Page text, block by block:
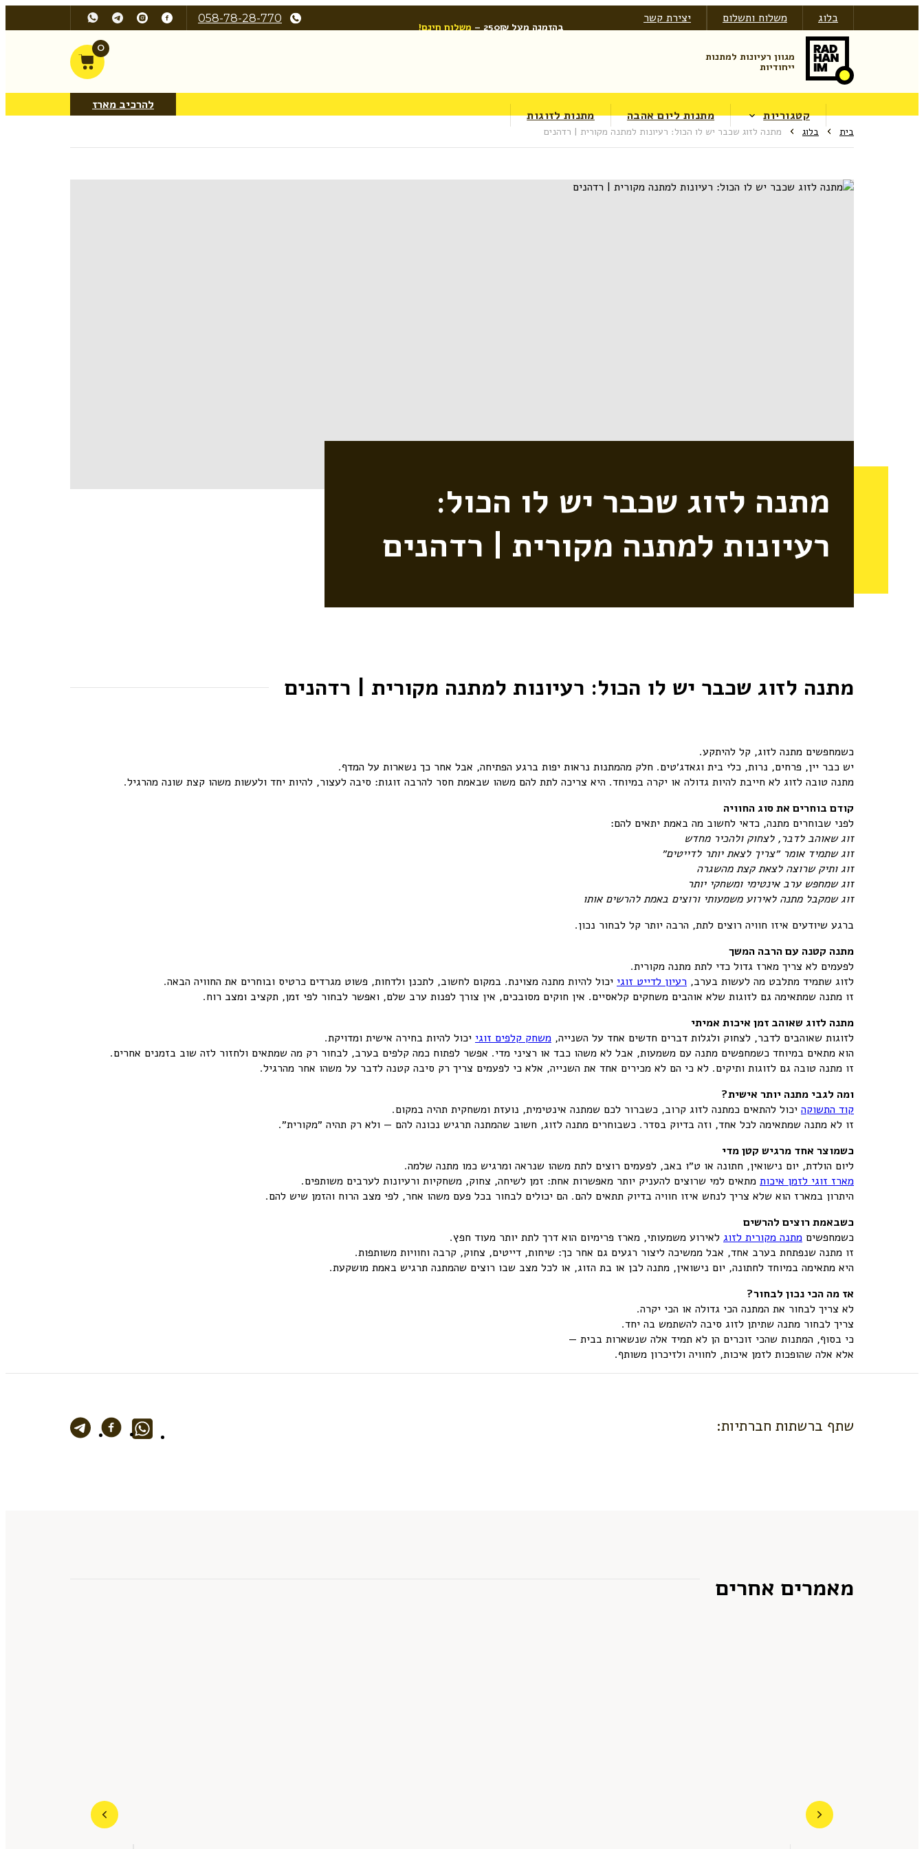
בלוג משלוח ותשלום יצירת קשר
בהזמנה מעל 250₪ – משלוח חינם!
058-78-28-770
מגוון רעיונות למתנות
ייחודיות
0
קטגוריות מתנות ליום אהבה מתנות לזוגות
להרכיב מארז
בית בלוג מתנה לזוג שכבר יש לו הכול: רעיונות למתנה מקורית | רדהנים
מתנה לזוג שכבר יש לו הכול:
רעיונות למתנה מקורית | רדהנים
מתנה לזוג שכבר יש לו הכול: רעיונות למתנה מקורית | רדהנים
כשמחפשים מתנה לזוג, קל להיתקע.
יש כבר יין, פרחים, נרות, כלי בית וגאדג׳טים. חלק מהמתנות נראות יפות ברגע הפתיחה, אבל אחר כך נשארות על המדף.
מתנה טובה לזוג לא חייבת להיות גדולה או יקרה במיוחד. היא צריכה לתת להם משהו שבאמת חסר להרבה זוגות: סיבה לעצור, להיות יחד ולעשות משהו קצת שונה מהרגיל.
קודם בוחרים את סוג החוויה
לפני שבוחרים מתנה, כדאי לחשוב מה באמת יתאים להם:
זוג שאוהב לדבר, לצחוק ולהכיר מחדש
זוג שתמיד אומר ״צריך לצאת יותר לדייטים״
זוג ותיק שרוצה לצאת קצת מהשגרה
זוג שמחפש ערב אינטימי ומשחקי יותר
זוג שמקבל מתנה לאירוע משמעותי ורוצים באמת להרשים אותו
ברגע שיודעים איזו חוויה רוצים לתת, הרבה יותר קל לבחור נכון.
מתנה קטנה עם הרבה המשך
לפעמים לא צריך מארז גדול כדי לתת מתנה מקורית.
לזוג שתמיד מתלבט מה לעשות בערב, רעיון לדייט זוגי יכול להיות מתנה מצוינת. במקום לחשוב, לתכנן ולדחות, פשוט מגרדים כרטיס ובוחרים את החוויה הבאה.
זו מתנה שמתאימה גם לזוגות שלא אוהבים משחקים קלאסיים. אין חוקים מסובכים, אין צורך לפנות ערב שלם, ואפשר לבחור לפי זמן, תקציב ומצב רוח.
מתנה לזוג שאוהב זמן איכות אמיתי
לזוגות שאוהבים לדבר, לצחוק ולגלות דברים חדשים אחד על השנייה, משחק קלפים זוגי יכול להיות בחירה אישית ומדויקת.
הוא מתאים במיוחד כשמחפשים מתנה עם משמעות, אבל לא משהו כבד או רציני מדי. אפשר לפתוח כמה קלפים בערב, לבחור רק מה שמתאים ולחזור לזה שוב בזמנים אחרים.
זו מתנה טובה גם לזוגות ותיקים. לא כי הם לא מכירים אחד את השנייה, אלא כי לפעמים צריך רק סיבה קטנה לדבר על משהו אחר מהרגיל.
ומה לגבי מתנה יותר אישית?
קוד התשוקה יכול להתאים כמתנה לזוג קרוב, כשברור לכם שמתנה אינטימית, נועזת ומשחקית תהיה במקום.
זו לא מתנה שמתאימה לכל אחד, וזה בדיוק בסדר. כשבוחרים מתנה לזוג, חשוב שהמתנה תרגיש נכונה להם — ולא רק תהיה ״מקורית״.
כשמוצר אחד מרגיש קטן מדי
ליום הולדת, יום נישואין, חתונה או ט״ו באב, לפעמים רוצים לתת משהו שנראה ומרגיש כמו מתנה שלמה.
מארז זוגי לזמן איכות מתאים למי שרוצים להעניק יותר מאפשרות אחת: זמן לשיחה, צחוק, משחקיות ורעיונות לערבים משותפים.
היתרון במארז הוא שלא צריך לנחש איזו חוויה בדיוק תתאים להם. הם יכולים לבחור בכל פעם משהו אחר, לפי מצב הרוח והזמן שיש להם.
כשבאמת רוצים להרשים
כשמחפשים מתנה מקורית לזוג לאירוע משמעותי, מארז פרימיום הוא דרך לתת יותר מעוד חפץ.
זו מתנה שנפתחת בערב אחד, אבל ממשיכה ליצור רגעים גם אחר כך: שיחות, דייטים, צחוק, קרבה וחוויות משותפות.
היא מתאימה במיוחד לחתונה, יום נישואין, מתנה לבן או בת הזוג, או לכל מצב שבו רוצים שהמתנה תרגיש באמת מושקעת.
אז מה הכי נכון לבחור?
לא צריך לבחור את המתנה הכי גדולה או הכי יקרה.
צריך לבחור מתנה שתיתן לזוג סיבה להשתמש בה יחד.
כי בסוף, המתנות שהכי זוכרים הן לא תמיד אלה שנשארות בבית —
אלא אלה שהופכות לזמן איכות, לחוויה ולזיכרון משותף.
שתף ברשתות חברתיות:
מאמרים אחרים